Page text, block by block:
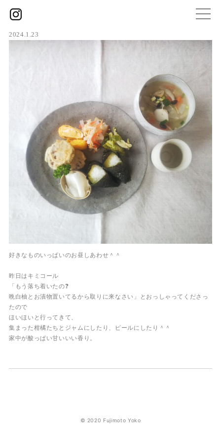
2024.1.23
好きなものいっぱいのお昼しあわせ＾＾
昨日はキミコール
「もう落ち着いたの❓
晩白柚とお漬物置いてるから取りに来なさい」とおっしゃってくださっ
たので
ほいほいと行ってきて、
集まった柑橘たちとジャムにしたり、ピールにしたり＾＾
家中が酸っぱい甘いいい香り。
© 2020 Fujimoto Yoko